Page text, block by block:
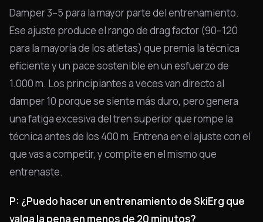
Damper 3–5 para la mayor parte del entrenamiento.
Ese ajuste produce el rango de drag factor (90–120
para la mayoría de los atletas) que premia la técnica
eficiente y un pace sostenible en un esfuerzo de
1.000 m. Los principiantes a veces van directo al
damper 10 porque se siente más duro, pero genera
una fatiga excesiva del tren superior que rompe la
técnica antes de los 400 m. Entrena en el ajuste con el
que vas a competir, y compite en el mismo que
entrenaste.
P: ¿Puedo hacer un entrenamiento de SkiErg que
valga la pena en menos de 20 minutos?